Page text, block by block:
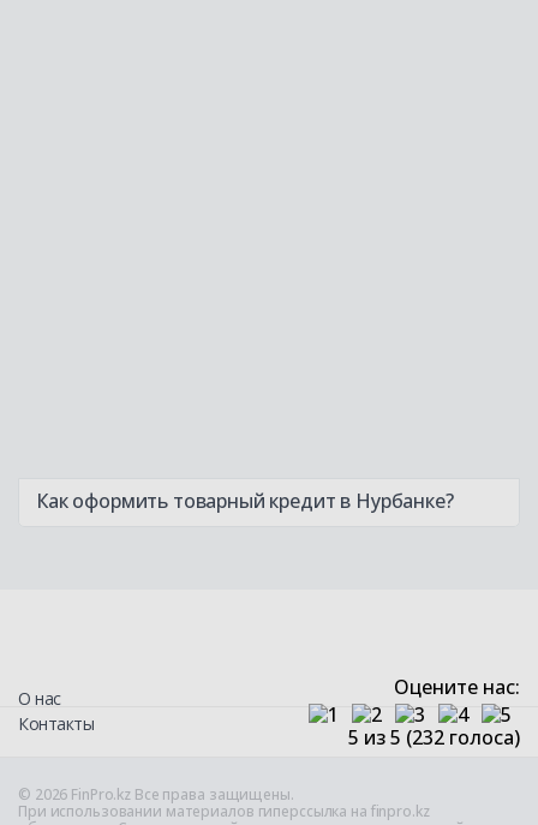
Как оформить товарный кредит в Нурбанке?
О нас
Контакты
Оцените нас:
5 из 5 (232 голоса)
© 2026 FinPro.kz Все права защищены.
При использовании материалов гиперссылка на finpro.kz